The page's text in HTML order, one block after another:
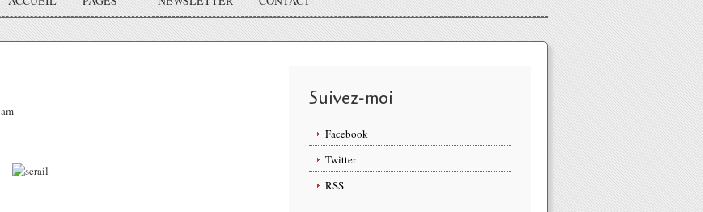
Suivez-moi
Facebook
Twitter
RSS